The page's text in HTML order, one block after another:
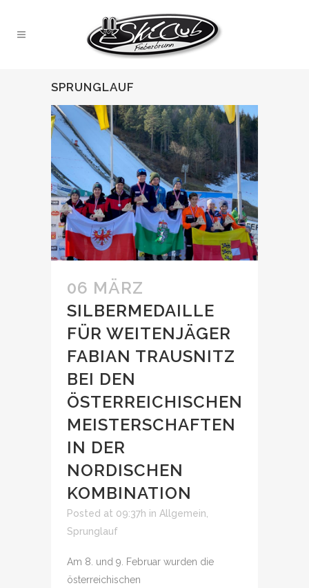
SPRUNGLAUF
06 MÄRZ
SILBERMEDAILLE
FÜR WEITENJÄGER
FABIAN TRAUSNITZ
BEI DEN
ÖSTERREICHISCHEN
MEISTERSCHAFTEN
IN DER
NORDISCHEN
KOMBINATION
Posted at 09:37h in Allgemein
Sprunglauf
Am 8. und 9. Februar wurden die
österreichischen